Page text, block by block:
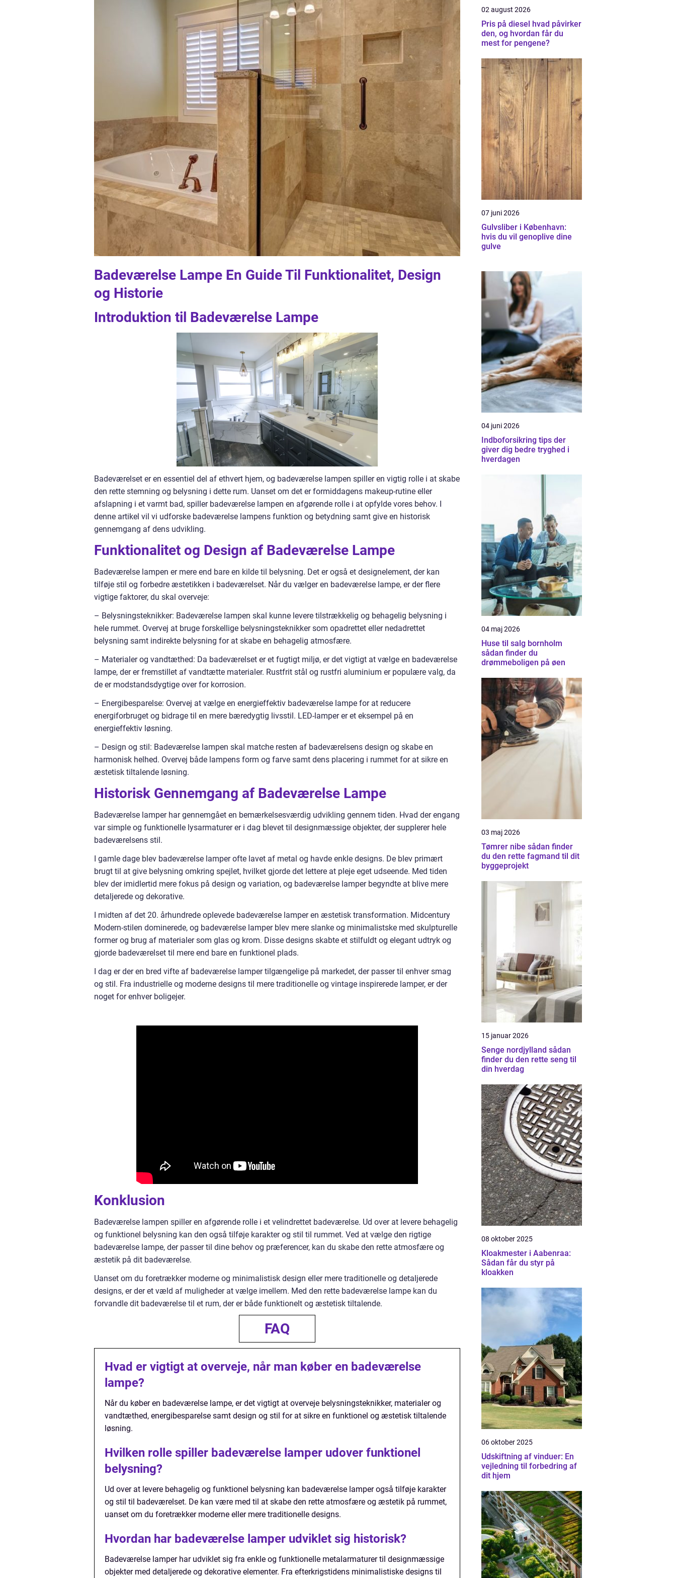
Badeværelse Lampe En Guide Til Funktionalitet, Design
og Historie
Introduktion til Badeværelse Lampe
Badeværelset er en essentiel del af ethvert hjem, og badeværelse lampen spiller en vigtig rolle i at skabe
den rette stemning og belysning i dette rum. Uanset om det er formiddagens makeup-rutine eller
afslapning i et varmt bad, spiller badeværelse lampen en afgørende rolle i at opfylde vores behov. I
denne artikel vil vi udforske badeværelse lampens funktion og betydning samt give en historisk
gennemgang af dens udvikling.
Funktionalitet og Design af Badeværelse Lampe
Badeværelse lampen er mere end bare en kilde til belysning. Det er også et designelement, der kan
tilføje stil og forbedre æstetikken i badeværelset. Når du vælger en badeværelse lampe, er der flere
vigtige faktorer, du skal overveje:
– Belysningsteknikker: Badeværelse lampen skal kunne levere tilstrækkelig og behagelig belysning i
hele rummet. Overvej at bruge forskellige belysningsteknikker som opadrettet eller nedadrettet
belysning samt indirekte belysning for at skabe en behagelig atmosfære.
– Materialer og vandtæthed: Da badeværelset er et fugtigt miljø, er det vigtigt at vælge en badeværelse
lampe, der er fremstillet af vandtætte materialer. Rustfrit stål og rustfri aluminium er populære valg, da
de er modstandsdygtige over for korrosion.
– Energibesparelse: Overvej at vælge en energieffektiv badeværelse lampe for at reducere
energiforbruget og bidrage til en mere bæredygtig livsstil. LED-lamper er et eksempel på en
energieffektiv løsning.
– Design og stil: Badeværelse lampen skal matche resten af badeværelsens design og skabe en
harmonisk helhed. Overvej både lampens form og farve samt dens placering i rummet for at sikre en
æstetisk tiltalende løsning.
Historisk Gennemgang af Badeværelse Lampe
Badeværelse lamper har gennemgået en bemærkelsesværdig udvikling gennem tiden. Hvad der engang
var simple og funktionelle lysarmaturer er i dag blevet til designmæssige objekter, der supplerer hele
badeværelsens stil.
I gamle dage blev badeværelse lamper ofte lavet af metal og havde enkle designs. De blev primært
brugt til at give belysning omkring spejlet, hvilket gjorde det lettere at pleje eget udseende. Med tiden
blev der imidlertid mere fokus på design og variation, og badeværelse lamper begyndte at blive mere
detaljerede og dekorative.
I midten af det 20. århundrede oplevede badeværelse lamper en æstetisk transformation. Midcentury
Modern-stilen dominerede, og badeværelse lamper blev mere slanke og minimalistske med skulpturelle
former og brug af materialer som glas og krom. Disse designs skabte et stilfuldt og elegant udtryk og
gjorde badeværelset til mere end bare en funktionel plads.
I dag er der en bred vifte af badeværelse lamper tilgængelige på markedet, der passer til enhver smag
og stil. Fra industrielle og moderne designs til mere traditionelle og vintage inspirerede lamper, er der
noget for enhver boligejer.
Konklusion
Badeværelse lampen spiller en afgørende rolle i et velindrettet badeværelse. Ud over at levere behagelig
og funktionel belysning kan den også tilføje karakter og stil til rummet. Ved at vælge den rigtige
badeværelse lampe, der passer til dine behov og præferencer, kan du skabe den rette atmosfære og
æstetik på dit badeværelse.
Uanset om du foretrækker moderne og minimalistisk design eller mere traditionelle og detaljerede
designs, er der et væld af muligheder at vælge imellem. Med den rette badeværelse lampe kan du
forvandle dit badeværelse til et rum, der er både funktionelt og æstetisk tiltalende.
FAQ
Hvad er vigtigt at overveje, når man køber en badeværelse
lampe?
Når du køber en badeværelse lampe, er det vigtigt at overveje belysningsteknikker, materialer og
vandtæthed, energibesparelse samt design og stil for at sikre en funktionel og æstetisk tiltalende
løsning.
Hvilken rolle spiller badeværelse lamper udover funktionel
belysning?
Ud over at levere behagelig og funktionel belysning kan badeværelse lamper også tilføje karakter
og stil til badeværelset. De kan være med til at skabe den rette atmosfære og æstetik på rummet,
uanset om du foretrækker moderne eller mere traditionelle designs.
Hvordan har badeværelse lamper udviklet sig historisk?
Badeværelse lamper har udviklet sig fra enkle og funktionelle metalarmaturer til designmæssige
objekter med detaljerede og dekorative elementer. Fra efterkrigstidens minimalistiske designs til
02 august 2026
Pris på diesel hvad påvirker
den, og hvordan får du
mest for pengene?
07 juni 2026
Gulvsliber i København:
hvis du vil genoplive dine
gulve
04 juni 2026
Indboforsikring tips der
giver dig bedre tryghed i
hverdagen
04 maj 2026
Huse til salg bornholm
sådan finder du
drømmeboligen på øen
03 maj 2026
Tømrer nibe sådan finder
du den rette fagmand til dit
byggeprojekt
15 januar 2026
Senge nordjylland sådan
finder du den rette seng til
din hverdag
08 oktober 2025
Kloakmester i Aabenraa:
Sådan får du styr på
kloakken
06 oktober 2025
Udskiftning af vinduer: En
vejledning til forbedring af
dit hjem